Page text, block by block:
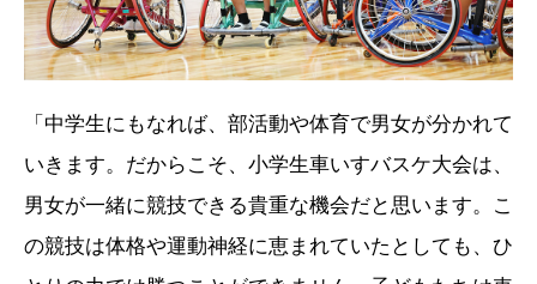
「中学生にもなれば、部活動や体育で男女が分かれて
いきます。だからこそ、小学生車いすバスケ大会は、
男女が一緒に競技できる貴重な機会だと思います。こ
の競技は体格や運動神経に恵まれていたとしても、ひ